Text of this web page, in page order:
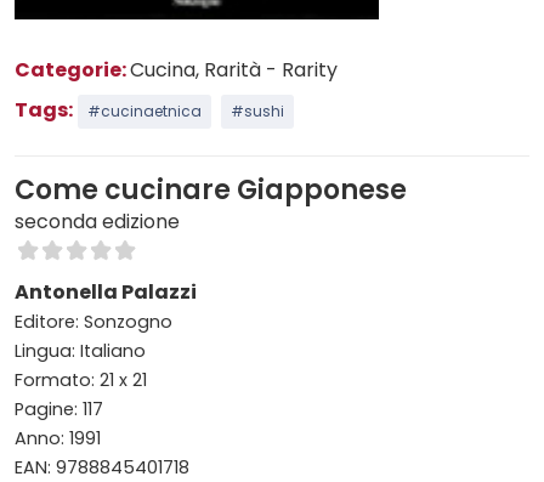
Categorie:Cucina, Rarità - Rarity
Tags:
#cucinaetnica #sushi
Come cucinare Giapponese
seconda edizione
Antonella Palazzi
Editore: Sonzogno
Lingua: Italiano
Formato: 21 x 21
Pagine: 117
Anno: 1991
EAN: 9788845401718